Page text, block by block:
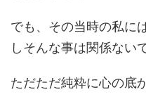
でも、その当時の私に
しそんな事は関係ない
ただただ純粋に心の底